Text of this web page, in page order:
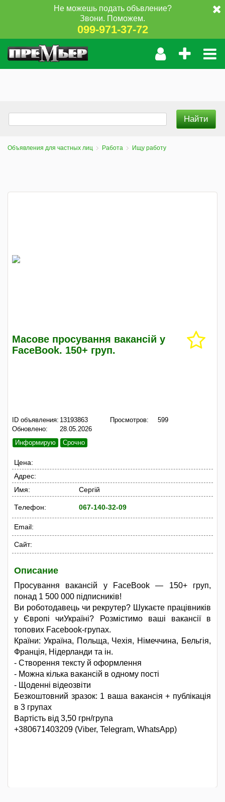
Не можешь подать объвление?
Звони. Поможем.
099-971-37-72
Объявления для частных лиц Работа Ищу работу
Масове просування вакансій у
FaceBook. 150+ груп.
ID объявления: 13193863
Обновлено:
28.05.2026
Просмотров: 599
Информирую Срочно
Цена:
Адрес:
Имя:
Сергій
Телефон: 067-140-32-09
Email:
Сайт:
Описание
Просування вакансій у FaceBook — 150+ груп,
понад 1 500 000 підписників!
Ви роботодавець чи рекрутер? Шукаєте працівників
у Європі чиУкраїні? Розмістимо ваші вакансії в
топових Facebook-групах.
Країни: Україна, Польща, Чехія, Німеччина, Бельгія,
Франція, Нідерланди та ін.
- Створення тексту й оформлення
- Можна кілька вакансій в одному пості
- Щоденні відеозвіти
Безкоштовний зразок: 1 ваша вакансія + публікація
в 3 групах
Вартість від 3,50 грн/група
+380671403209 (Viber, Telegram, WhatsApp)